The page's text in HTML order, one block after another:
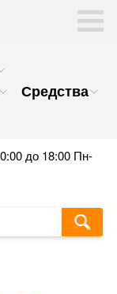
Средства
до 18:00 Пн-